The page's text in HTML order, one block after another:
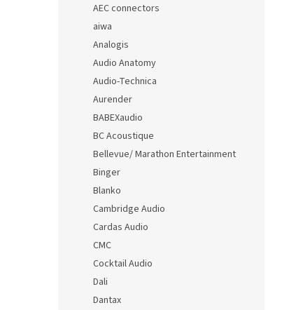
AEC connectors
aiwa
Analogis
Audio Anatomy
Audio-Technica
Aurender
BABEXaudio
BC Acoustique
Bellevue/ Marathon Entertainment
Binger
Blanko
Cambridge Audio
Cardas Audio
CMC
Cocktail Audio
Dali
Dantax